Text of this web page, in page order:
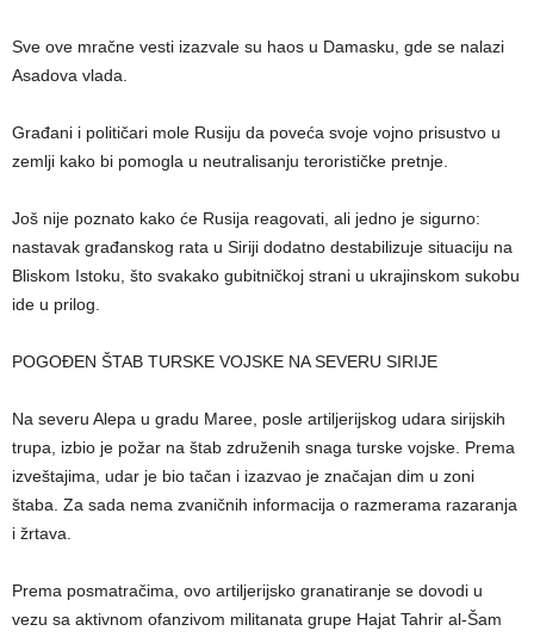
Sve ove mračne vesti izazvale su haos u Damasku, gde se nalazi
Asadova vlada.
Građani i političari mole Rusiju da poveća svoje vojno prisustvo u
zemlji kako bi pomogla u neutralisanju terorističke pretnje.
Još nije poznato kako će Rusija reagovati, ali jedno je sigurno:
nastavak građanskog rata u Siriji dodatno destabilizuje situaciju na
Bliskom Istoku, što svakako gubitničkoj strani u ukrajinskom sukobu
ide u prilog.
POGOĐEN ŠTAB TURSKE VOJSKE NA SEVERU SIRIJE
Na severu Alepa u gradu Maree, posle artiljerijskog udara sirijskih
trupa, izbio je požar na štab združenih snaga turske vojske. Prema
izveštajima, udar je bio tačan i izazvao je značajan dim u zoni
štaba. Za sada nema zvaničnih informacija o razmerama razaranja
i žrtava.
Prema posmatračima, ovo artiljerijsko granatiranje se dovodi u
vezu sa aktivnom ofanzivom militanata grupe Hajat Tahrir al-Šam